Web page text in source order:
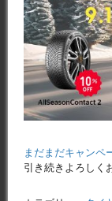
まだまだキャンペ
引き続きよろしく